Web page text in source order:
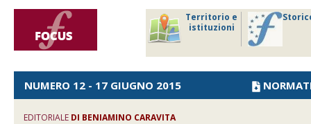
Territorio e
istituzioni
NUMERO 12 - 17 GIUGNO 2015
EDITORIALE DI BENIAMINO CARAVITA